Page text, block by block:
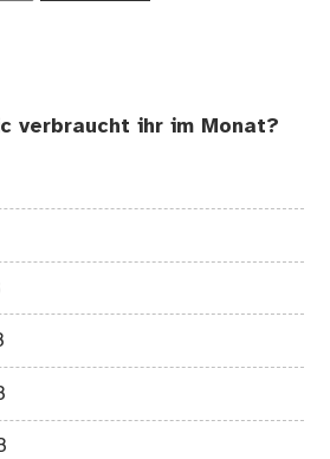
verbraucht ihr im Monat?